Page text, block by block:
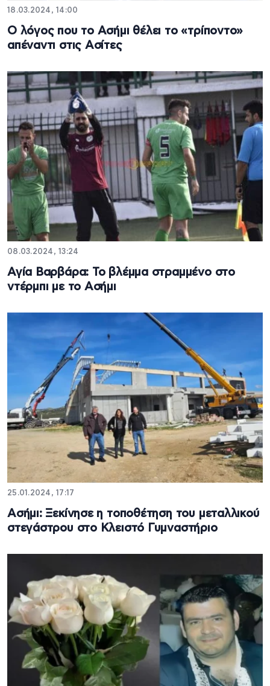
18.03.2024, 14:00
Ο λόγος που το Ασήμι θέλει το «τρίποντο»
απέναντι στις Ασίτες
08.03.2024, 13:24
Αγία Βαρβάρα: Το βλέμμα στραμμένο στο
ντέρμπι με το Ασήμι
25.01.2024, 17:17
Ασήμι: Ξεκίνησε η τοποθέτηση του μεταλλικού
στεγάστρου στο Κλειστό Γυμναστήριο